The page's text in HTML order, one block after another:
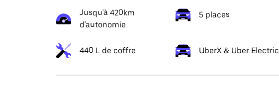
Jusqu'à 420km
d'autonomie
5 places
440 L de coffre UberX & Uber Electric